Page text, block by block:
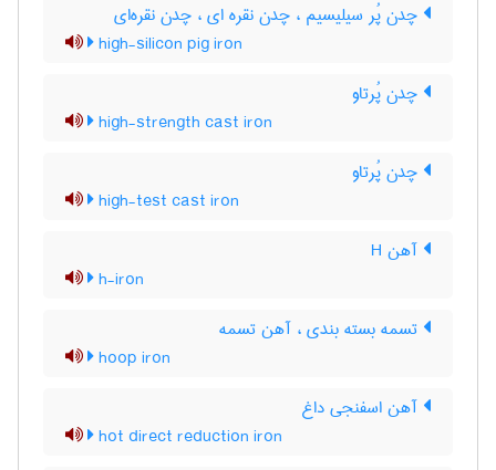
چدن پُر سیلیسیم ، چدن نقره ای ، چدن نقره‌ای
high-silicon pig iron
چدن پُرتاو
high-strength cast iron
چدن پُرتاو
high-test cast iron
آهن H
h-iron
تسمه بسته بندی ، آهن تسمه
hoop iron
آهن اسفنجی داغ
hot direct reduction iron